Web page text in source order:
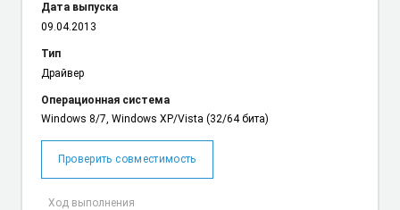
Дата выпуска
09.04.2013
Тип
Драйвер
Операционная система
Windows 8/7, Windows XP/Vista (32/64 бита)
Проверить совместимость
Ход выполнения